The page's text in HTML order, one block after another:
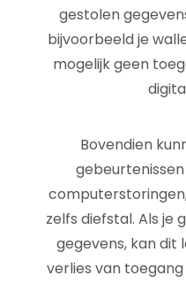
gestolen
bijvoorbeeld je
mogelijk geen
Bovendien
zelfs diefstal. Als je
gegevens, kan
verlies van